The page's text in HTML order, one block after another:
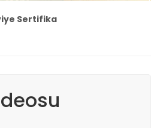
Sertifika